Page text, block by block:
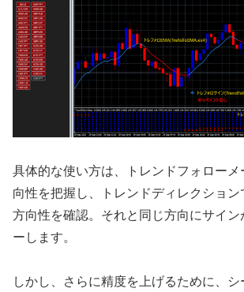
具体的な使い方は、トレンドフォロー
向性を把握し、トレンドディレクショ
方向性を確認。それと同じ方向にサイン
ーします。
しかし、さらに精度を上げるために、